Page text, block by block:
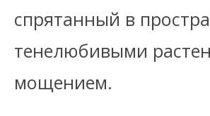
спрятанный в
тенелюбивыми
мощением.